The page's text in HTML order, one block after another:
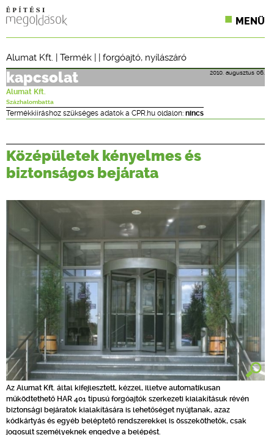
MENÜ
ONLINE KÉPZÉSEK
TERVEZÉSI SEGÉDLETEK
Alumat Kft. | Termék | | forgóajtó, nyílászáró
2010. augusztus 06.
kapcsolat
Alumat Kft.
Százhalombatta
Termékkiíráshoz szükséges adatok a CPR.hu oldalon: nincs
Középületek kényelmes és
biztonságos bejárata
Az Alumat Kft. által kifejlesztett, kézzel, illetve automatikusan
működtethető HAR 401 típusú forgóajtók szerkezeti kialakításuk révén
biztonsági bejáratok kialakítására is lehetőséget nyújtanak, azaz
kódkártyás és egyéb beléptető rendszerekkel is összeköthetők, csak
jogosult személyeknek engedve a belépést.